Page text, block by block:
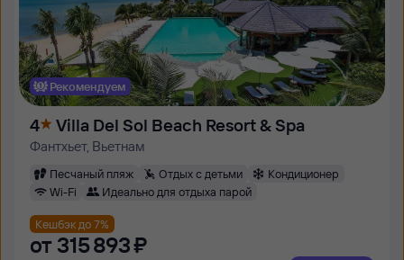
Рекомендуем
4 Villa Del Sol Beach Resort & Spa
Фантхьет, Вьетнам
Песчаный пляж Отдых с детьми
Кондиционер
Wi-Fi
Идеально для отдыха парой
Кешбэк до 7%
от 315 ⁠893 ⁠₽